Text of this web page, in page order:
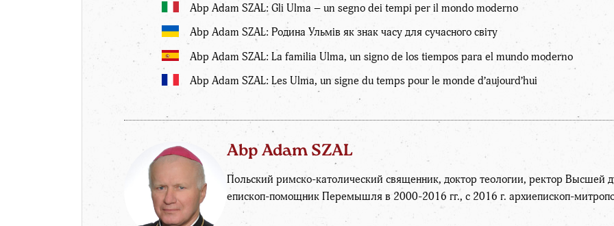
Abp Adam SZAL: Gli Ulma – un segno dei tempi per il mondo moderno
Abp Adam SZAL: Родина Ульмів як знак часу для сучасного світу
Abp Adam SZAL: La familia Ulma, un signo de los tiempos para el mundo moderno
Abp Adam SZAL: Les Ulma, un signe du temps pour le monde d’aujourd’hui
Abp Adam SZAL
Польский римско-католический священник, доктор теологии, ректор
епископ-помощник Перемышля в 2000-2016 гг., с 2016 г. архиепископ-